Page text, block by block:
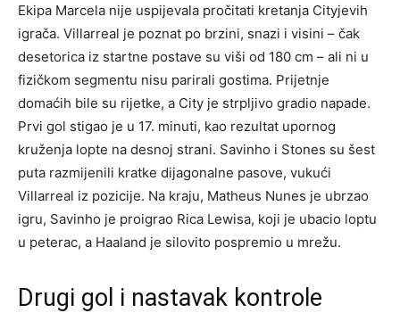
Ekipa Marcela nije uspijevala pročitati kretanja Cityjevih
igrača. Villarreal je poznat po brzini, snazi i visini – čak
desetorica iz startne postave su viši od 180 cm – ali ni u
fizičkom segmentu nisu parirali gostima. Prijetnje
domaćih bile su rijetke, a City je strpljivo gradio napade.
Prvi gol stigao je u 17. minuti, kao rezultat upornog
kruženja lopte na desnoj strani. Savinho i Stones su šest
puta razmijenili kratke dijagonalne pasove, vukući
Villarreal iz pozicije. Na kraju, Matheus Nunes je ubrzao
igru, Savinho je proigrao Rica Lewisa, koji je ubacio loptu
u peterac, a Haaland je silovito pospremio u mrežu.
Drugi gol i nastavak kontrole